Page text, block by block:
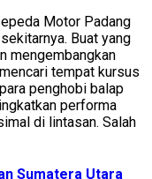
Motor Padang
Buat yang
mengembangkan
tempat kursus
penghobi balap
performa
di lintasan. Salah
Sumatera Utara